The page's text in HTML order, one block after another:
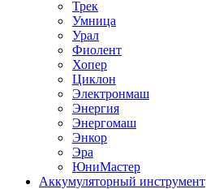
Трек
Умница
Урал
Фиолент
Хопер
Циклон
Электронмаш
Энергия
Энергомаш
Энкор
Эра
ЮниМастер
Аккумуляторный инструмент